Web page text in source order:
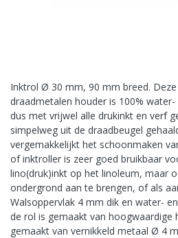
Inktrol Ø 30 mm, 90 mm breed.
draadmetalen houder is 100%
dus met vrijwel alle drukinkt en verf
simpelweg uit de draadbeugel
vergemakkelijkt het schoonmaken
of inktroller is zeer goed bruikbaar
lino(druk)inkt op het linoleum, maar
ondergrond aan te brengen, of als
Walsoppervlak 4 mm dik en water-
de rol is gemaakt van hoogwaardige
gemaakt van vernikkeld metaal Ø 4